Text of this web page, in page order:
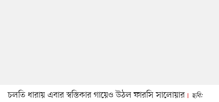
চলতি ধারায় এবার স্বস্তিকার গায়েও উঠল ফারসি সালোয়ার
ছবি: